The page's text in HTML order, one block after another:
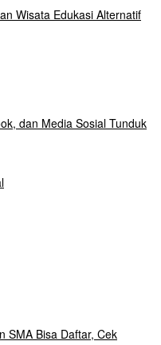
Wisata Edukasi Alternatif
dan Media Sosial Tunduk
SMA Bisa Daftar, Cek